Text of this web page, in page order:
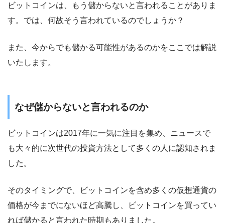
ビットコインは、もう儲からないと言われることがありま
す。では、何故そう言われているのでしょうか？
また、今からでも儲かる可能性があるのかをここでは解説
いたします。
なぜ儲からないと言われるのか
ビットコインは2017年に一気に注目を集め、ニュースで
も大々的に次世代の投資方法として多くの人に認知されま
した。
そのタイミングで、ビットコインを含め多くの仮想通貨の
価格が今までにないほど高騰し、ビットコインを買ってい
れば儲かると言われた時期もありました。